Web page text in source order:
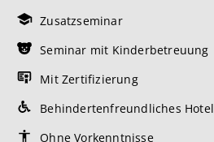
Zusatzseminar
Seminar mit Kinderbetreuung
Mit Zertifizierung
Behindertenfreundliches Hotel
Ohne Vorkenntnisse